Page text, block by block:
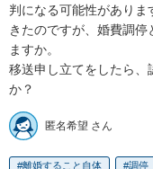
判になる可能性があり
きたのですが、婚費調
ますか。
移送申し立てをしたら、
か？
匿名希望 さん
離婚すること自体 調停